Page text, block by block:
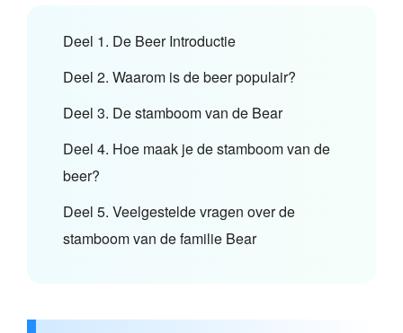
Deel 1. De Beer Introductie
Deel 2. Waarom is de beer populair?
Deel 3. De stamboom van de Bear
Deel 4. Hoe maak je de stamboom van de
beer?
Deel 5. Veelgestelde vragen over de
stamboom van de familie Bear